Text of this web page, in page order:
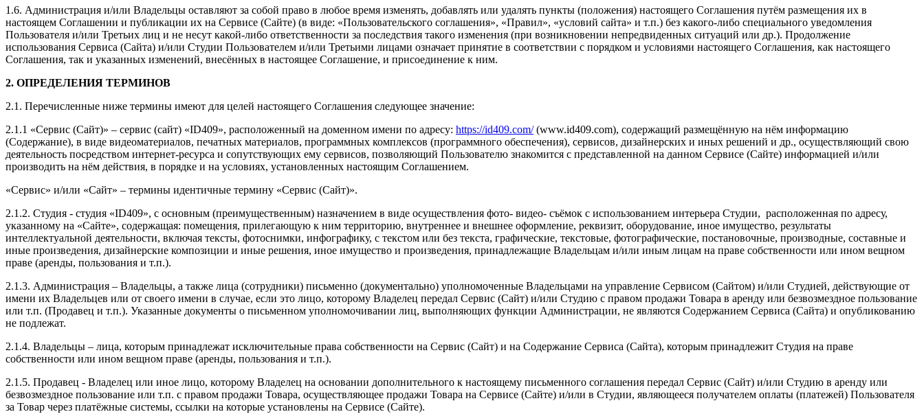
1.6. Администрация и/или Владельцы оставляют за собой право в любое время изменять, добавлять или удалять пункты (положения) настоящего Соглашения путём размещения их в
настоящем Соглашении и публикации их на Сервисе (Сайте) (в виде: «Пользовательского соглашения», «Правил», «условий сайта» и т.п.) без какого-либо специального уведомления
Пользователя и/или Третьих лиц и не несут какой-либо ответственности за последствия такого изменения (при возникновении непредвиденных ситуаций или др.). Продолжение
использования Сервиса (Сайта) и/или Студии Пользователем и/или Третьими лицами означает принятие в соответствии с порядком и условиями настоящего Соглашения, как настоящего
Соглашения, так и указанных изменений, внесённых в настоящее Соглашение, и присоединение к ним.
2. ОПРЕДЕЛЕНИЯ ТЕРМИНОВ
2.1. Перечисленные ниже термины имеют для целей настоящего Соглашения следующее значение:
2.1.1 «Сервис (Сайт)» – сервис (сайт) «ID409», расположенный на доменном имени по адресу: https://id409.com/(www.id409.com), содержащий размещённую на нём информацию
(Содержание), в виде видеоматериалов, печатных материалов, программных комплексов (программного обеспечения), сервисов, дизайнерских и иных решений и др., осуществляющий свою
деятельность посредством интернет-ресурса и сопутствующих ему сервисов, позволяющий Пользователю знакомится с представленной на данном Сервисе (Сайте) информацией и/или
производить на нём действия, в порядке и на условиях, установленных настоящим Соглашением.
«Сервис» и/или «Сайт» – термины идентичные термину «Сервис (Сайт)».
2.1.2. Студия - студия «ID409», с основным (преимущественным) назначением в виде осуществления фото- видео- съёмок с использованием интерьера Студии, расположенная по адресу,
указанному на «Сайте», содержащая: помещения, прилегающую к ним территорию, внутреннее и внешнее оформление, реквизит, оборудование, иное имущество, результаты
интеллектуальной деятельности, включая тексты, фотоснимки, инфографику, с текстом или без текста, графические, текстовые, фотографические, постановочные, производные, составные и
иные произведения, дизайнерские композиции и иные решения, иное имущество и произведения, принадлежащие Владельцам и/или иным лицам на праве собственности или ином вещном
праве (аренды, пользования и т.п.).
2.1.3. Администрация – Владельцы, а также лица (сотрудники) письменно (документально) уполномоченные Владельцами на управление Сервисом (Сайтом) и/или Студией, действующие от
имени их Владельцев или от своего имени в случае, если это лицо, которому Владелец передал Сервис (Сайт) и/или Студию с правом продажи Товара в аренду или безвозмездное пользование
или т.п. (Продавец и т.п.). Указанные документы о письменном уполномочивании лиц, выполняющих функции Администрации, не являются Содержанием Сервиса (Сайта) и опубликованию
не подлежат.
2.1.4. Владельцы – лица, которым принадлежат исключительные права собственности на Сервис (Сайт) и на Содержание Сервиса (Сайта), которым принадлежит Студия на праве
собственности или ином вещном праве (аренды, пользования и т.п.).
2.1.5. Продавец - Владелец или иное лицо, которому Владелец на основании дополнительного к настоящему письменного соглашения передал Сервис (Сайт) и/или Студию в аренду или
безвозмездное пользование или т.п. с правом продажи Товара, осуществляющее продажи Товара на Сервисе (Сайте) и/или в Студии, являющееся получателем оплаты (платежей) Пользователя
за Товар через платёжные системы, ссылки на которые установлены на Сервисе (Сайте).